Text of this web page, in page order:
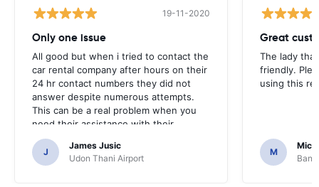
19-11-2020
Only one issue
All good but when i tried to contact the
car rental company after hours on their
24 hr contact numbers they did not
answer despite numerous attempts.
This can be a real problem when you
need their assistance with their
services or car.
J
James Jusic
Udon Thani Airport
Great
The lady
friendly.
using this
M